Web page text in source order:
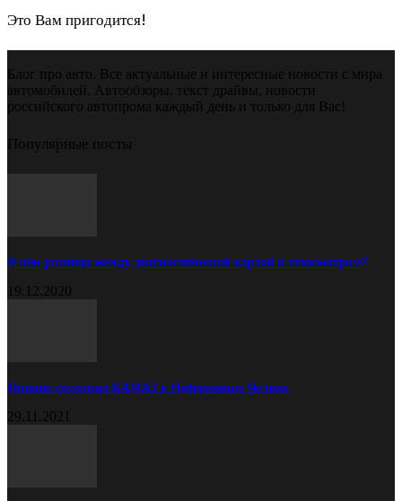
Это Вам пригодится!
Блог про авто. Все актуальные и интересные новости с мира
автомобилей. Автообзоры, текст драйвы, новости
российского автопрома каждый день и только для Вас!
Популярные посты
В чём разница между диагностической картой и техосмотром?
19.12.2020
Прицеп самосвал КАМАЗ в Набережных Челнах
29.11.2021